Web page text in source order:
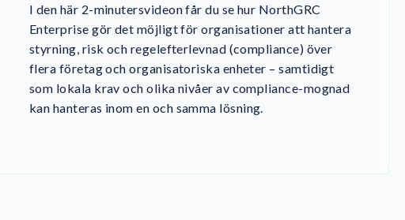
I den här 2-minutersvideon får du se hur NorthGRC
Enterprise gör det möjligt för organisationer att hantera
styrning, risk och regelefterlevnad (compliance) över
flera företag och organisatoriska enheter – samtidigt
som lokala krav och olika nivåer av compliance-mognad
kan hanteras inom en och samma lösning.